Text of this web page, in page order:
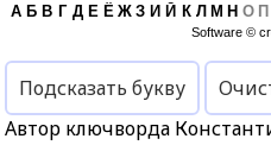
А Б В Г Д Е Ё Ж З И Й К Л М Н О П
Software ©
Подсказать букву
Автор ключворда